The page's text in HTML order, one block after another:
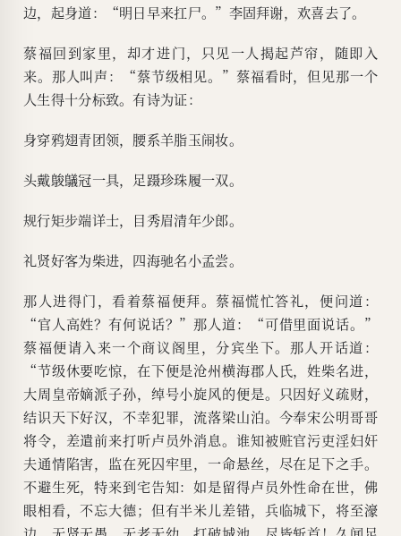
边，起身道：“明日早来扛尸。”李固拜谢，欢喜去了。
蔡福回到家里，却才进门，只见一人揭起芦帘，随即入
来。那人叫声：“蔡节级相见。”蔡福看时，但见那一个
人生得十分标致。有诗为证：
身穿鸦翅青团领，腰系羊脂玉闹妆。
头戴鵔鸃冠一具，足蹑珍珠履一双。
规行矩步端详士，目秀眉清年少郎。
礼贤好客为柴进，四海驰名小孟尝。
那人进得门，看着蔡福便拜。蔡福慌忙答礼，便问道：
“官人高姓？有何说话？”那人道：“可借里面说话。”
蔡福便请入来一个商议阁里，分宾坐下。那人开话道：
“节级休要吃惊，在下便是沧州横海郡人氏，姓柴名进，
大周皇帝嫡派子孙，绰号小旋风的便是。只因好义疏财，
结识天下好汉，不幸犯罪，流落梁山泊。今奉宋公明哥哥
将令，差遣前来打听卢员外消息。谁知被赃官污吏淫妇奸
夫通情陷害，监在死囚牢里，一命悬丝，尽在足下之手。
不避生死，特来到宅告知：如是留得卢员外性命在世，佛
眼相看，不忘大德；但有半米儿差错，兵临城下，将至濠